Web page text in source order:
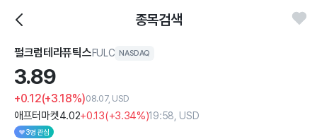
종목검색
펄크럼테라퓨틱스FULC NASDAQ
3.89
+0.12(+3.18%)08.07, USD
애프터마켓4.02+0.13(+3.34%)19:58, USD
3명 관심